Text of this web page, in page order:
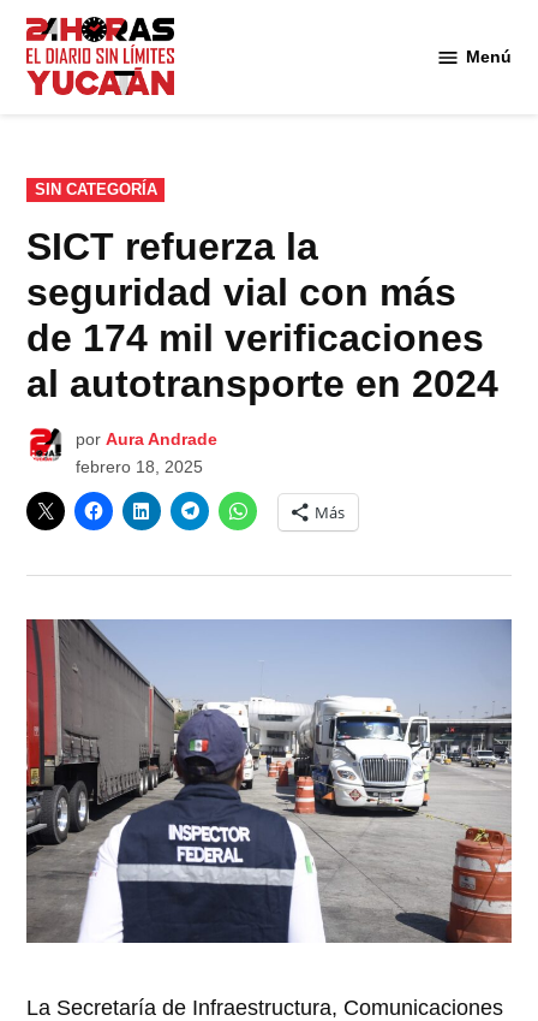
Saltar
contenido
Menú
PUBLICADO
EN
SIN CATEGORÍA
SICT refuerza la
seguridad vial con más
de 174 mil verificaciones
al autotransporte en 2024
por Aura Andrade
febrero 18, 2025
Más
La Secretaría de Infraestructura, Comunicaciones